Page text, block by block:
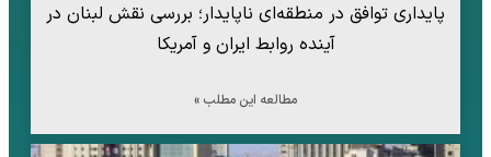
پایداری توافق در منطقه‌ای ناپایدار؛ بررسی نقش لبنان در
آینده روابط ایران و آمریکا
مطالعه این مطلب »